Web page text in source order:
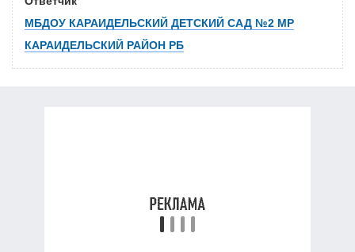
МБДОУ КАРАИДЕЛЬСКИЙ ДЕТСКИЙ САД №2 МР
КАРАИДЕЛЬСКИЙ РАЙОН РБ